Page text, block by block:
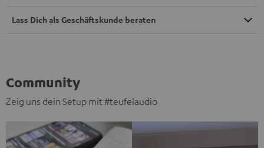
Lass Dich als Geschäftskunde beraten
Community
Zeig uns dein Setup mit #teufelaudio